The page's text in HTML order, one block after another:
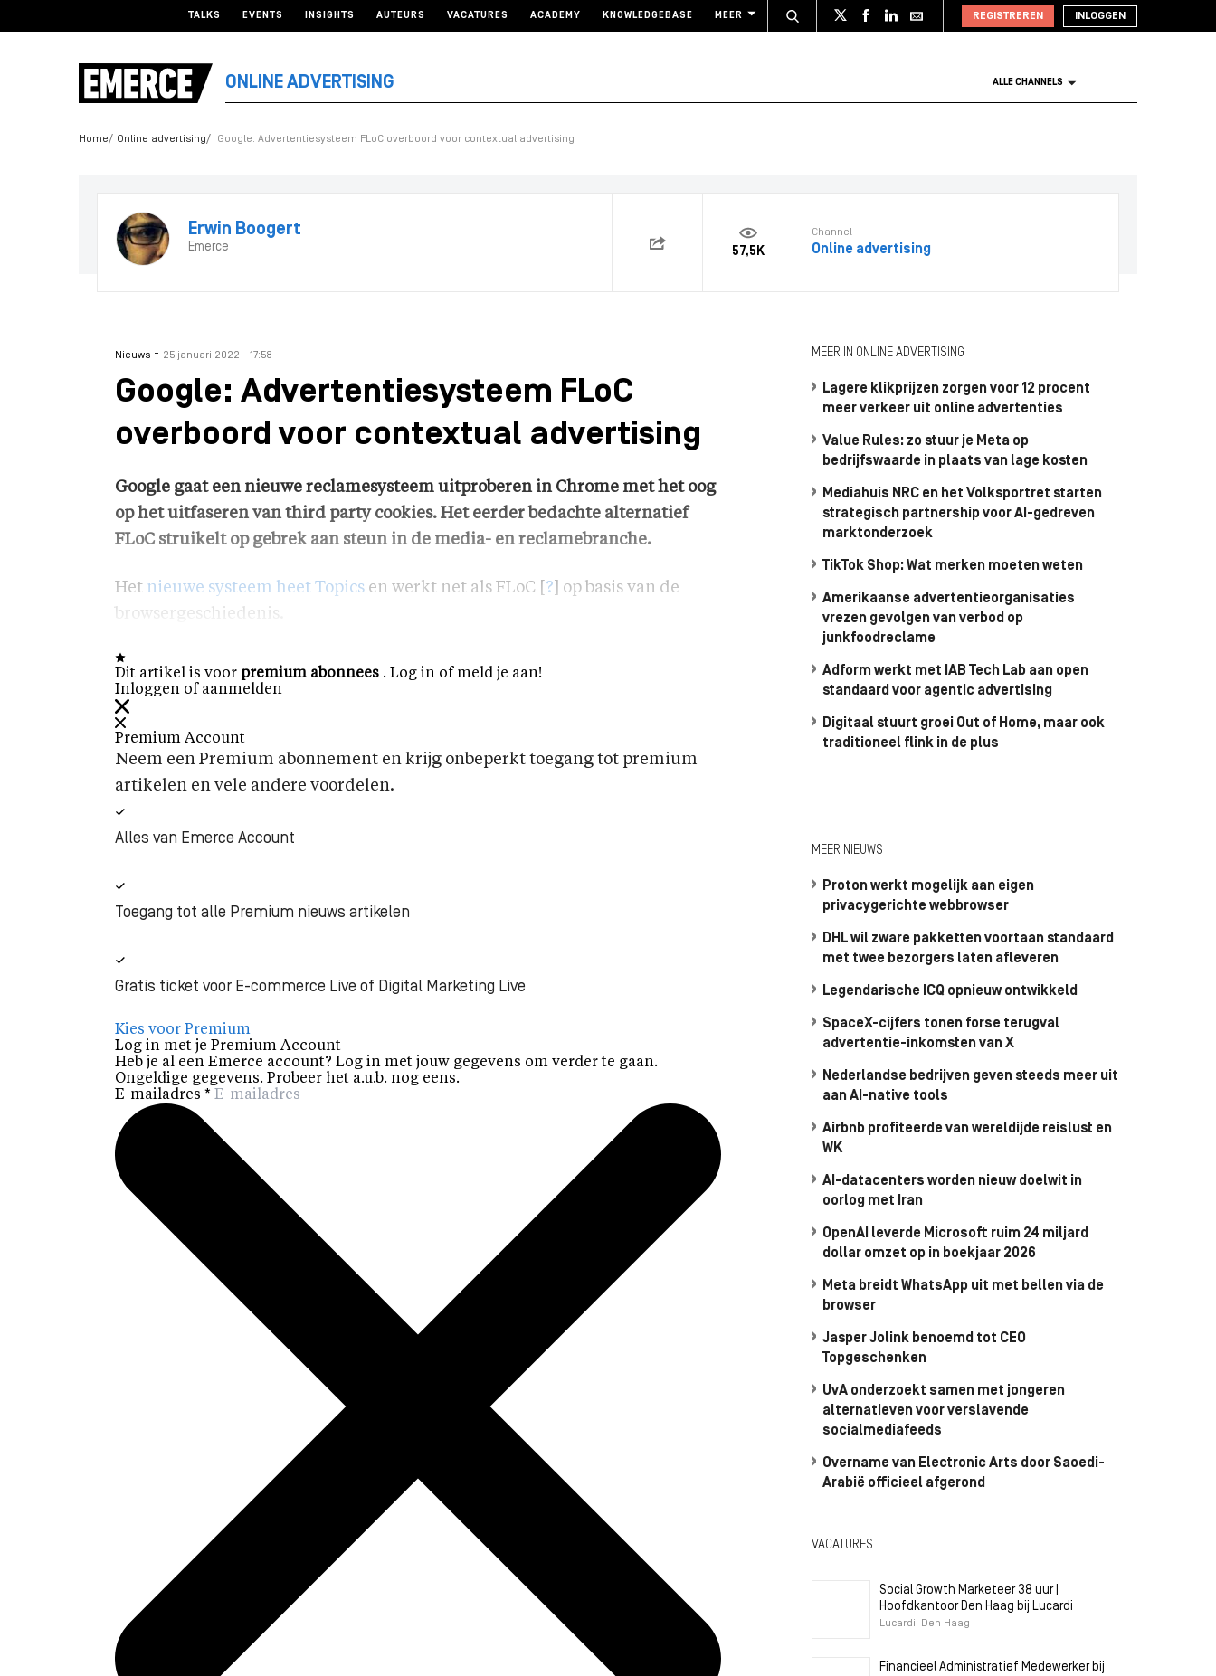
TALKS EVENTS INSIGHTS AUTEURS VACATURES ACADEMY KNOWLEDGEBASE MEER REGISTREREN INLOGGEN
ONLINE ADVERTISING ALLE CHANNELS
Home Online advertising Google: Advertentiesysteem FLoC overboord voor contextual advertising
Erwin Boogert
Emerce 57,5K
Channel
Online advertising
Nieuws - 25 januari 2022 - 17:58
Google: Advertentiesysteem FLoC
overboord voor contextual advertising
Google gaat een nieuwe reclamesysteem uitproberen in Chrome met het oog
op het uitfaseren van third party cookies. Het eerder bedachte alternatief
FLoC struikelt op gebrek aan steun in de media- en reclamebranche.
Het nieuwe systeem heet Topics en werkt net als FLoC [ ? ] op basis van de
browsergeschiedenis.
Dit artikel is voor premium abonnees . Log in of meld je aan!
Inloggen of aanmelden
Premium Account
Neem een Premium abonnement en krijg onbeperkt toegang tot premium
artikelen en vele andere voordelen.
Alles van Emerce Account
Toegang tot alle Premium nieuws artikelen
Gratis ticket voor E-commerce Live of Digital Marketing Live
Kies voor Premium
Log in met je Premium Account
Heb je al een Emerce account? Log in met jouw gegevens om verder te gaan.
Ongeldige gegevens. Probeer het a.u.b. nog eens.
E-mailadres *
MEER IN ONLINE ADVERTISING
Lagere klikprijzen zorgen voor 12 procent
meer verkeer uit online advertenties
Value Rules: zo stuur je Meta op
bedrijfswaarde in plaats van lage kosten
Mediahuis NRC en het Volksportret starten
strategisch partnership voor AI-gedreven
marktonderzoek
TikTok Shop: Wat merken moeten weten
Amerikaanse advertentieorganisaties
vrezen gevolgen van verbod op
junkfoodreclame
Adform werkt met IAB Tech Lab aan open
standaard voor agentic advertising
Digitaal stuurt groei Out of Home, maar ook
traditioneel flink in de plus
MEER NIEUWS
Proton werkt mogelijk aan eigen
privacygerichte webbrowser
DHL wil zware pakketten voortaan standaard
met twee bezorgers laten afleveren
Legendarische ICQ opnieuw ontwikkeld
SpaceX-cijfers tonen forse terugval
advertentie-inkomsten van X
Nederlandse bedrijven geven steeds meer uit
aan AI-native tools
Airbnb profiteerde van wereldijde reislust en
WK
AI-datacenters worden nieuw doelwit in
oorlog met Iran
OpenAI leverde Microsoft ruim 24 miljard
dollar omzet op in boekjaar 2026
Meta breidt WhatsApp uit met bellen via de
browser
Jasper Jolink benoemd tot CEO
Topgeschenken
UvA onderzoekt samen met jongeren
alternatieven voor verslavende
socialmediafeeds
Overname van Electronic Arts door Saoedi-
Arabië officieel afgerond
VACATURES
Social Growth Marketeer 38 uur |
Hoofdkantoor Den Haag bij Lucardi
Lucardi, Den Haag
Financieel Administratief Medewerker bij